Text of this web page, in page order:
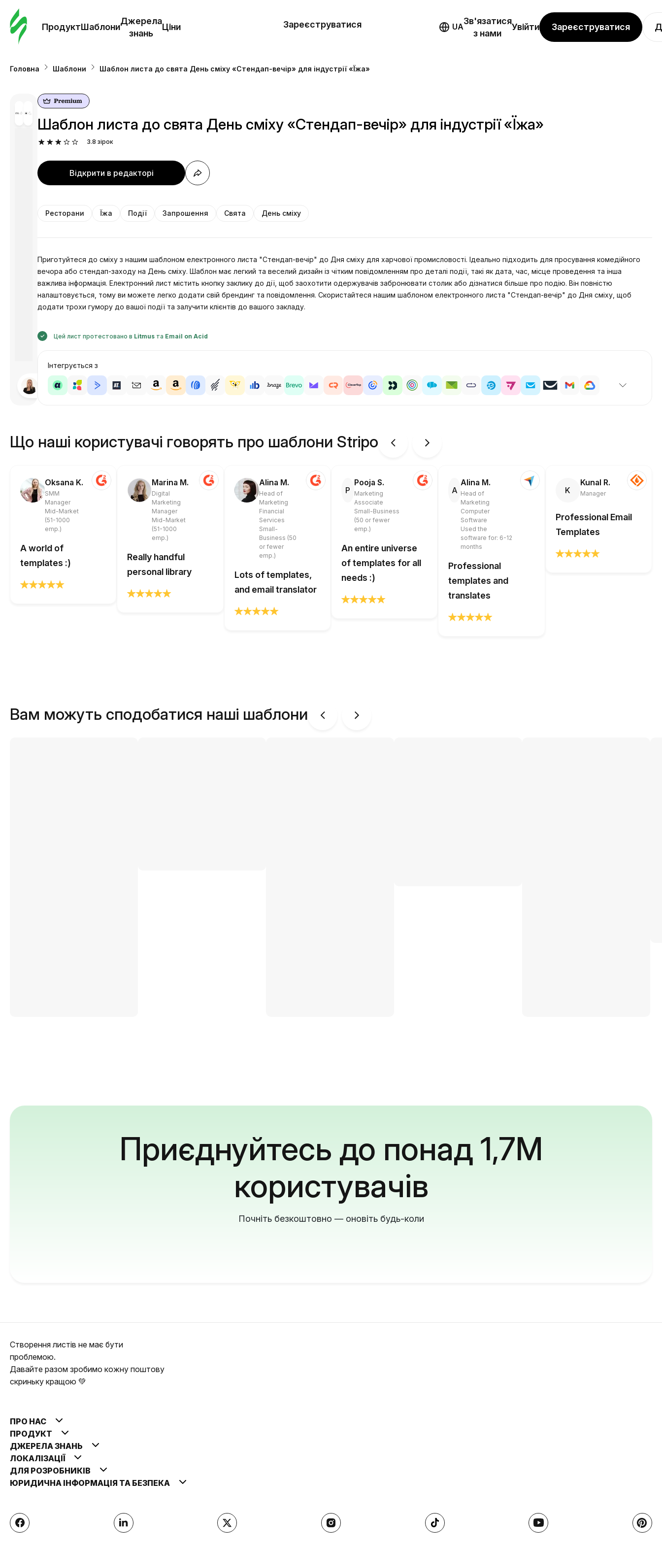
ПродуктШаблони
Джерела
знань
Ціни
Ціни
Зареєструватися UA
Зв'язатися
з нами
Увійти Зареєструватися
Головна Шаблони Шаблон листа до свята День сміху «Стендап-вечір» для індустрії «Їжа»
Розроблено
Анастасія
Шаблон листа до свята День сміху «Стендап-вечір» для індустрії «Їжа»
3.8 зірок
Відкрити в редакторі
Ресторани Їжа Події Запрошення Свята День сміху
Приготуйтеся до сміху з нашим шаблоном електронного листа "Стендап-вечір" до Дня сміху для харчової промисловості. Ідеально підходить для просування комедійного
вечора або стендап-заходу на День сміху. Шаблон має легкий та веселий дизайн із чітким повідомленням про деталі події, такі як дата, час, місце проведення та інша
важлива інформація. Електронний лист містить кнопку заклику до дії, щоб заохотити одержувачів забронювати столик або дізнатися більше про подію. Він повністю
налаштовується, тому ви можете легко додати свій брендинг та повідомлення. Скористайтеся нашим шаблоном електронного листа "Стендап-вечір" до Дня сміху, щоб
додати трохи гумору до вашої події та залучити клієнтів до вашого закладу.
Цей лист протестовано в Litmus та Email on Acid
Інтегрується з
Що наші користувачі говорять про шаблони Stripo
Oksana K.
SMM
Manager
Mid-Market
(51-1000
emp.)
A world of
templates :)
Marina M.
Digital
Marketing
Manager
Mid-Market
(51-1000
emp.)
Really handful
personal library
Alina M.
Head of
Marketing
Financial
Services
Small-
Business (50
or fewer
emp.)
Lots of templates,
and email translator
P
Pooja S.
Marketing
Associate
Small-Business
(50 or fewer
emp.)
An entire universe
of templates for all
needs :)
A
Alina M.
Head of
Marketing
Computer
Software
Used the
software for: 6-12
months
Professional
templates and
translates
K
Kunal R.
Manager
Professional Email
Templates
Вам можуть сподобатися наші шаблони
Приєднуйтесь до понад 1,7M
користувачів
Почніть безкоштовно — оновіть будь-коли
Створення листів не має бути
проблемою.
Давайте разом зробимо кожну поштову
скриньку кращою 💚
ПРО НАС
ПРОДУКТ
ДЖЕРЕЛА ЗНАНЬ
ЛОКАЛІЗАЦІЇ
ДЛЯ РОЗРОБНИКІВ
ЮРИДИЧНА ІНФОРМАЦІЯ ТА БЕЗПЕКА